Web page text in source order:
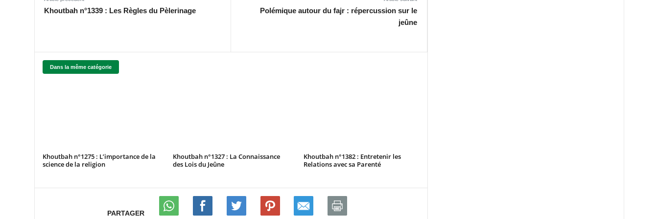
Khoutbah n°1339 : Les Règles du Pèlerinage
Polémique autour du fajr : répercussion sur le
jeûne
Dans la même catégorie
Khoutbah n°1275 : L’importance de la
science de la religion
Khoutbah n°1327 : La Connaissance
des Lois du Jeûne
Khoutbah n°1382 : Entretenir les
Relations avec sa Parenté
PARTAGER